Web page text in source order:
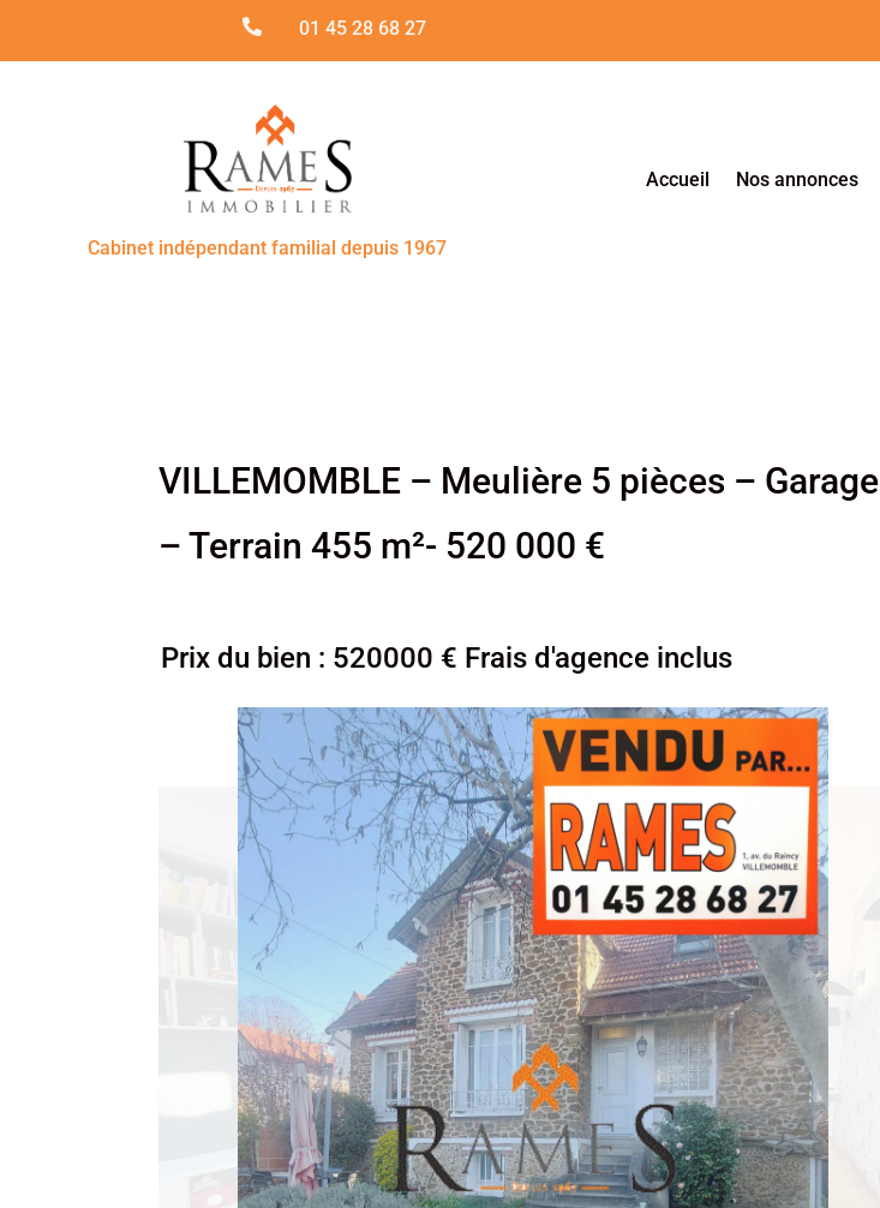
 01 45 28 68 27
Accueil Nos annonces
Cabinet indépendant familial depuis 1967
VILLEMOMBLE – Meulière 5 pièces – Garage
– Terrain 455 m²- 520 000 €
Prix du bien : 520000 € Frais d'agence inclus